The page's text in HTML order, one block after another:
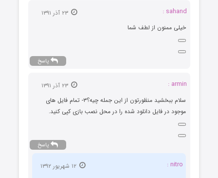
sahand :
۲۳ آذر ۱۳۹۱
خیلی ممنون از لطف شما
پاسخ
armin :
۲۳ آذر ۱۳۹۱
سلام ببخشید منظورتون از این جمله چیه؟۳- تمام فایل های
موجود در فایل دانلود شده را در محل نصب بازی کپی کنید.
پاسخ
nitro :